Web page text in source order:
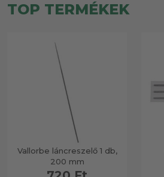
TOP TERMÉKEK
Vallorbe láncreszelő 1 db,
200 mm